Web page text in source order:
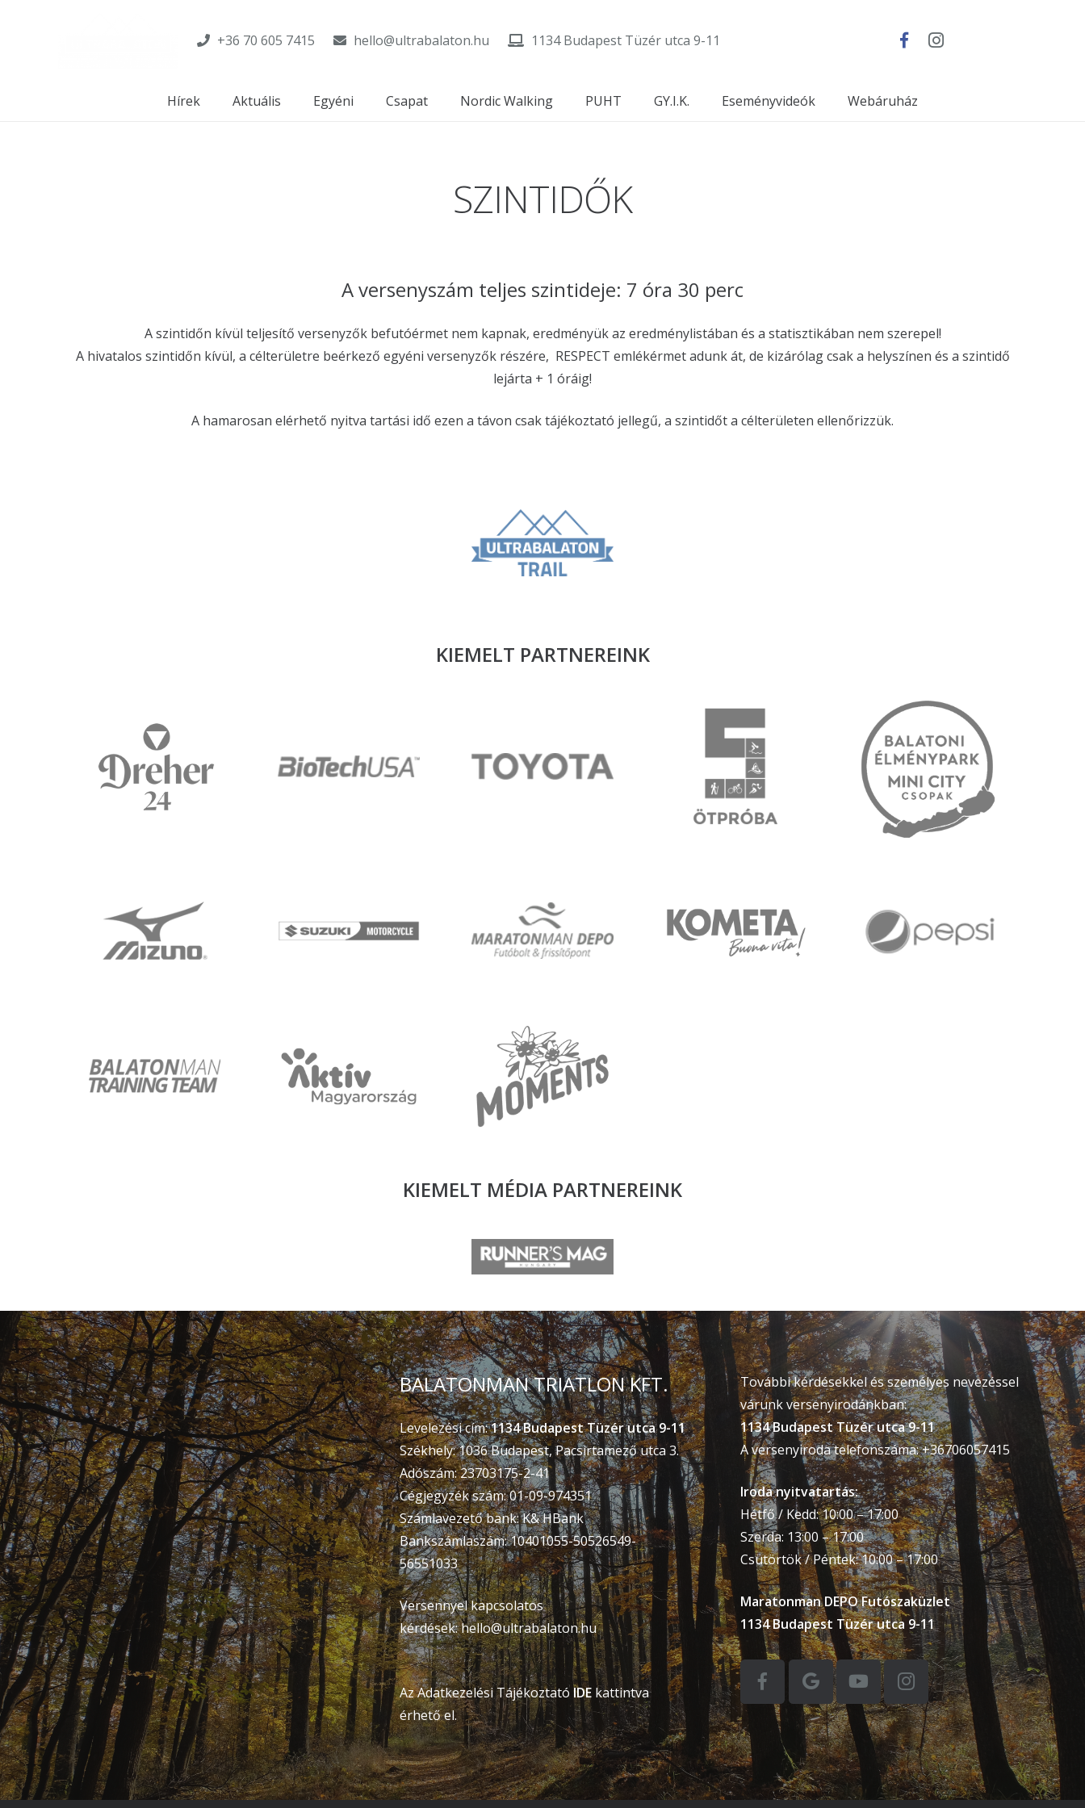
+36 70 605 7415 hello@ultrabalaton.hu 1134 Budapest Tüzér utca 9-11
Hírek Aktuális Egyéni Csapat Nordic Walking PUHT GY.I.K. Eseményvideók Webáruház
SZINTIDŐK
A versenyszám teljes szintideje: 7 óra 30 perc
A szintidőn kívül teljesítő versenyzők befutóérmet nem kapnak, eredményük az eredménylistában és a statisztikában nem szerepel!
A hivatalos szintidőn kívül, a célterületre beérkező egyéni versenyzők részére, RESPECT emlékérmet adunk át, de kizárólag csak a helyszínen és a szintidő
lejárta + 1 óráig!
A hamarosan elérhető nyitva tartási idő ezen a távon csak tájékoztató jellegű, a szintidőt a célterületen ellenőrizzük.
KIEMELT PARTNEREINK
KIEMELT MÉDIA PARTNEREINK
BALATONMAN TRIATLON KFT.
Levelezési cím:1134 Budapest Tüzér utca 9-11
Székhely: 1036 Budapest, Pacsirtamező utca 3.
Adószám: 23703175-2-41
Cégjegyzék szám: 01-09-974351
Számlavezető bank: K& HBank
Bankszámlaszám: 10401055-50526549-
56551033
Versennyel kapcsolatos
kérdések:hello@ultrabalaton.hu
Az Adatkezelési TájékoztatóIDE kattintva
érhető el.
További kérdésekkel és személyes nevezéssel
várunk versenyirodánkban:
1134 Budapest Tüzér utca 9-11
A versenyiroda telefonszáma: +36706057415
Iroda nyitvatartás:
Hétfő / Kedd: 10:00 – 17:00
Szerda: 13:00 – 17:00
Csütörtök / Péntek: 10:00 – 17:00
Maratonman DEPO Futószaküzlet
1134 Budapest Tüzér utca 9-11